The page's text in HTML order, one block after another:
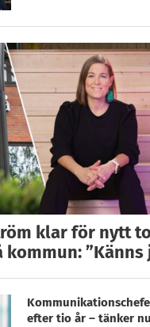
klar för nytt
efter tio år – tänker